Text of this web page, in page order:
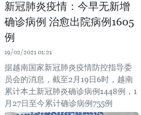
新冠肺炎疫情：今早无新增
确诊病例 治愈出院病例1605
例
19/02/2021 01:21
据越南国家新冠肺炎疫情防控指导委
员会的消息，截至2月19日6时，越南
累计本土新冠肺炎确诊病例1448例，1
月27日至今累计确诊病例755例